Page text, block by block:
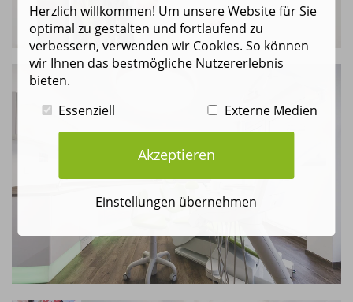
Herzlich willkommen! Um unsere Website für Sie
optimal zu gestalten und fortlaufend zu
verbessern, verwenden wir Cookies. So können
wir Ihnen das bestmögliche Nutzererlebnis
bieten.
Essenziell
Externe Medien
Akzeptieren
Einstellungen übernehmen